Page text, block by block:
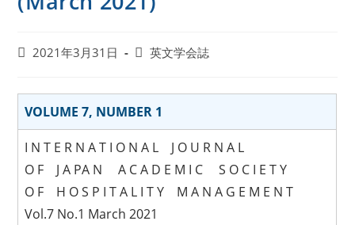
2021年3月31日 英文学会誌
VOLUME 7, NUMBER 1
I N T E R N A T I O N A L J O U R N A L
O F J A PA N A C A D E M I C S O C I E T Y
O F H O S P I T A L I T Y M A N A G E M E N T
Vol.7 No.1 March 2021